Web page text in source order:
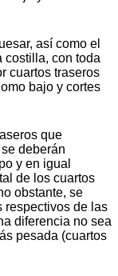
así como el
costilla, con toda
cuartos traseros
bajo y cortes
que
deberán
y en igual
de los cuartos
obstante, se
respectivos de las
diferencia no sea
pesada (cuartos